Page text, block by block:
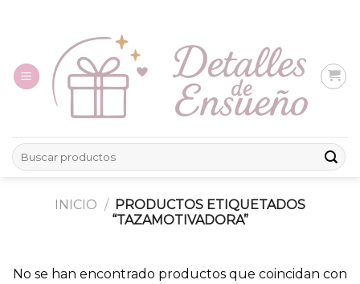
Buscar
por:
INICIO / PRODUCTOS ETIQUETADOS
“TAZAMOTIVADORA”
No se han encontrado productos que coincidan con